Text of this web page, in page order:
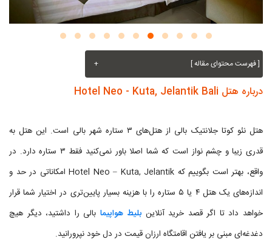
[ فهرست محتوای مقاله ] +
درباره هتل Hotel Neo - Kuta, Jelantik Bali
هتل نئو کوتا جلانتیک بالی از هتل‌های ۳ ستاره شهر بالی است. این هتل به
قدری زیبا و چشم نواز است که شما اصلا باور نمی‌کنید فقط ۳ ستاره دارد. در
واقع، بهتر است بگوییم که Hotel Neo – Kuta, Jelantik امکاناتی در حد و
اندازه‌های یک هتل ۴ یا ۵ ستاره را با هزینه بسیار پایین‌تری در اختیار شما قرار
خواهد داد تا اگر قصد خرید آنلاین بلیط هواپیما بالی را داشتید، دیگر هیچ
دغدغه‌ای مبنی بر یافتن اقامتگاه ارزان قیمت در دل خود نپرورانید.